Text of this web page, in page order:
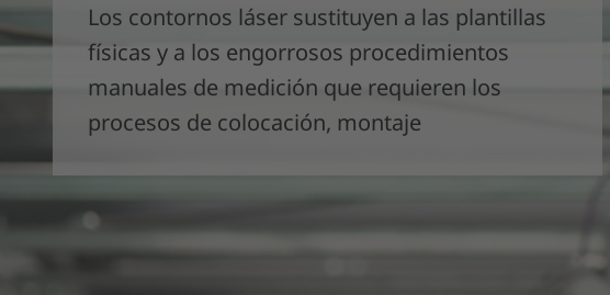
Los contornos láser sustituyen a las plantillas
físicas y a los engorrosos procedimientos
manuales de medición que requieren los
procesos de colocación, montaje